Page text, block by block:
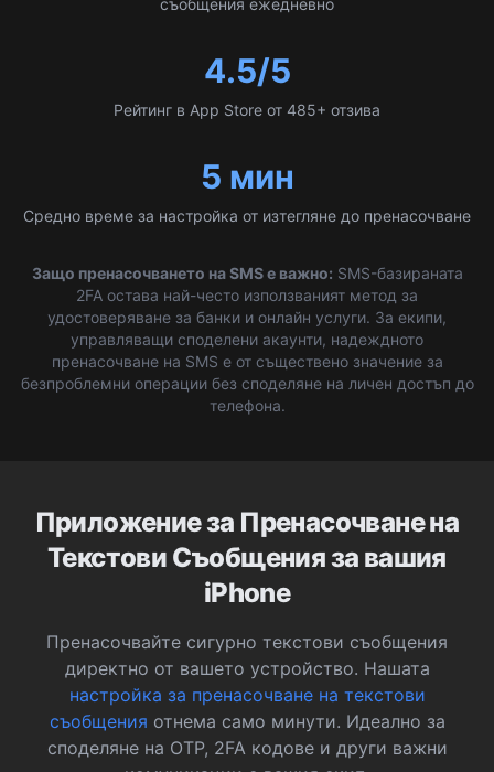
4.5/5
Рейтинг в App Store от 485+ отзива
5 мин
Средно време за настройка от изтегляне до пренасочване
Защо пренасочването на SMS е важно: SMS-базираната
2FA остава най-често използваният метод за
удостоверяване за банки и онлайн услуги. За екипи,
управляващи споделени акаунти, надеждното
пренасочване на SMS е от съществено значение за
безпроблемни операции без споделяне на личен достъп до
телефона.
Приложение за Пренасочване на
Текстови Съобщения за вашия
iPhone
Пренасочвайте сигурно текстови съобщения
директно от вашето устройство. Нашата
настройка за пренасочване на текстови
съобщения отнема само минути. Идеално за
споделяне на OTP, 2FA кодове и други важни